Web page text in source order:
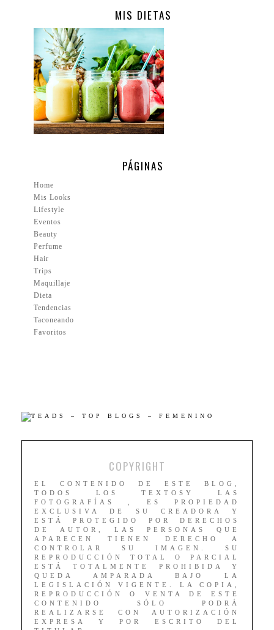
MIS DIETAS
.
PÁGINAS
Home
Mis Looks
Lifestyle
Eventos
Beauty
Perfume
Hair
Trips
Maquillaje
Dieta
Tendencias
Taconeando
Favoritos
COPYRIGHT
EL CONTENIDO DE ESTE BLOG,
TODOS LOS TEXTOSY LAS
FOTOGRAFÍAS , ES PROPIEDAD
EXCLUSIVA DE SU CREADORA Y
ESTÁ PROTEGIDO POR DERECHOS
DE AUTOR, LAS PERSONAS QUE
APARECEN TIENEN DERECHO A
CONTROLAR SU IMAGEN. SU
REPRODUCCIÓN TOTAL O PARCIAL
ESTÁ TOTALMENTE PROHIBIDA Y
QUEDA AMPARADA BAJO LA
LEGISLACIÓN VIGENTE. LA COPIA,
REPRODUCCIÓN O VENTA DE ESTE
CONTENIDO SÓLO PODRÁ
REALIZARSE CON AUTORIZACIÓN
EXPRESA Y POR ESCRITO DEL